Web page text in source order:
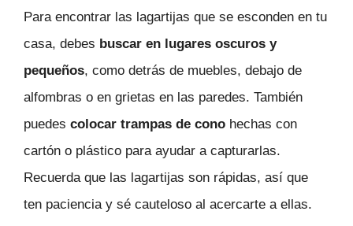
Para encontrar las lagartijas que se esconden en tu
casa, debes buscar en lugares oscuros y
pequeños, como detrás de muebles, debajo de
alfombras o en grietas en las paredes. También
puedes colocar trampas de cono hechas con
cartón o plástico para ayudar a capturarlas.
Recuerda que las lagartijas son rápidas, así que
ten paciencia y sé cauteloso al acercarte a ellas.